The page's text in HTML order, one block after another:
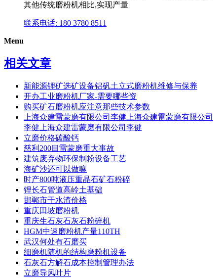
其他传统磨粉机相比,实现产量
联系电话: 180 3780 8511
Menu
相关文章
新能源锂矿选矿设备铝矾土立式磨粉机维修与保养
开办工业磨粉机厂家-需要哪些资
购买矿石磨粉机应注意那些技术参数
上海众建雷蒙磨有限公司李健上海众建雷蒙磨有限公司
李健上海众建雷蒙磨有限公司李健
立磨价格碳酸钙
慈利200目雷蒙磨重大事故
建筑废弃物环保制粉设备工艺
海矿沙还可以做嘛
时产800吨液压重晶石矿石粉碎
锂长石管道高岭土基础
邯郸市干水渣价格
重庆田坡磨粉机
重庆生石灰石灰石粉碎机
HGM中速磨粉机产量110TH
武汉何处有石磨买
细磨机随机的结构磨粉机设备
石灰石方解石成本控制管理办法
立磨导风叶片